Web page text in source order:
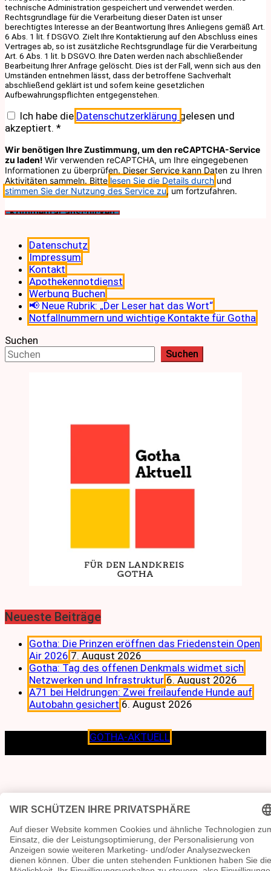
technische Administration gespeichert und verwendet werden.
Rechtsgrundlage für die Verarbeitung dieser Daten ist unser
berechtigtes Interesse an der Beantwortung Ihres Anliegens gemäß Art.
6 Abs. 1 lit. f DSGVO. Zielt Ihre Kontaktierung auf den Abschluss eines
Vertrages ab, so ist zusätzliche Rechtsgrundlage für die Verarbeitung
Art. 6 Abs. 1 lit. b DSGVO. Ihre Daten werden nach abschließender
Bearbeitung Ihrer Anfrage gelöscht. Dies ist der Fall, wenn sich aus den
Umständen entnehmen lässt, dass der betroffene Sachverhalt
abschließend geklärt ist und sofern keine gesetzlichen
Aufbewahrungspflichten entgegenstehen.
Ich habe die Datenschutzerklärung gelesen und
akzeptiert. *
Wir benötigen Ihre Zustimmung, um den reCAPTCHA-Service
zu laden! Wir verwenden reCAPTCHA, um Ihre eingegebenen
Informationen zu überprüfen. Dieser Service kann Daten zu Ihren
Aktivitäten sammeln. Bitte lesen Sie die Details durch und
stimmen Sie der Nutzung des Service zu, um fortzufahren.
Datenschutz
Impressum
Kontakt
Apothekennotdienst
Werbung Buchen
📢 Neue Rubrik: „Der Leser hat das Wort“
Notfallnummern und wichtige Kontakte für Gotha
Suchen
Suchen
Neueste Beiträge
Gotha: Die Prinzen eröffnen das Friedenstein Open
Air 2026 7. August 2026
Gotha: Tag des offenen Denkmals widmet sich
Netzwerken und Infrastruktur 6. August 2026
A71 bei Heldrungen: Zwei freilaufende Hunde auf
Autobahn gesichert 6. August 2026
GOTHA-AKTUELL
Lokalen verpflichtet.